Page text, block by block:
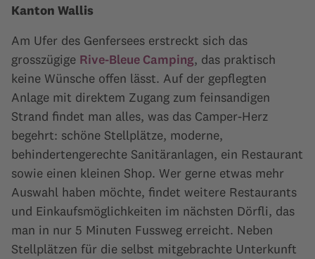
Kanton Wallis
Am Ufer des Genfersees erstreckt sich das
grosszügige Rive-Bleue Camping, das praktisch
keine Wünsche offen lässt. Auf der gepflegten
Anlage mit direktem Zugang zum feinsandigen
Strand findet man alles, was das Camper-Herz
begehrt: schöne Stellplätze, moderne,
behindertengerechte Sanitäranlagen, ein Restaurant
sowie einen kleinen Shop. Wer gerne etwas mehr
Auswahl haben möchte, findet weitere Restaurants
und Einkaufsmöglichkeiten im nächsten Dörfli, das
man in nur 5 Minuten Fussweg erreicht. Neben
Stellplätzen für die selbst mitgebrachte Unterkunft